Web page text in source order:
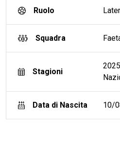
Ruolo
Squadra
Stagioni
Data di Nascita 10/